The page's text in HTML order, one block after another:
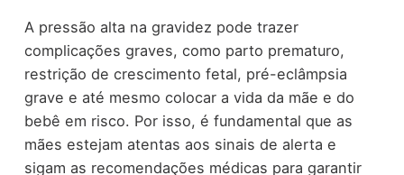
A pressão alta na gravidez pode trazer
complicações graves, como parto prematuro,
restrição de crescimento fetal, pré-eclâmpsia
grave e até mesmo colocar a vida da mãe e do
bebê em risco. Por isso, é fundamental que as
mães estejam atentas aos sinais de alerta e
sigam as recomendações médicas para garantir